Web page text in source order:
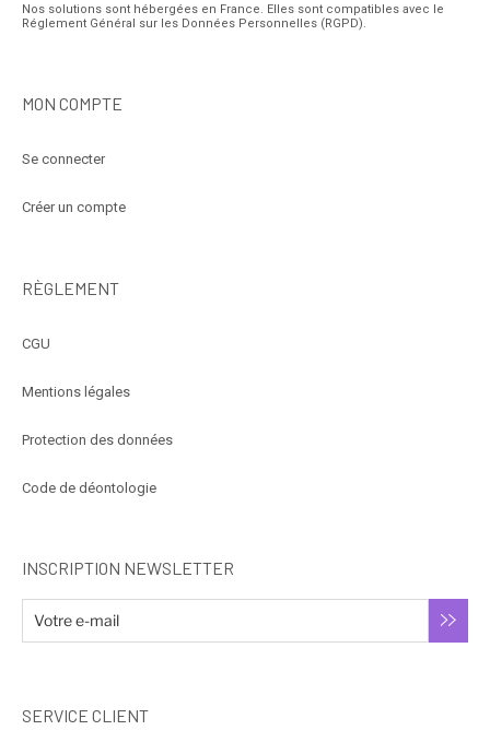
Nos solutions sont hébergées en France. Elles sont compatibles avec le
Réglement Général sur les Données Personnelles (RGPD).
MON COMPTE
Se connecter
Créer un compte
RÈGLEMENT
CGU
Mentions légales
Protection des données
Code de déontologie
INSCRIPTION NEWSLETTER
SERVICE CLIENT